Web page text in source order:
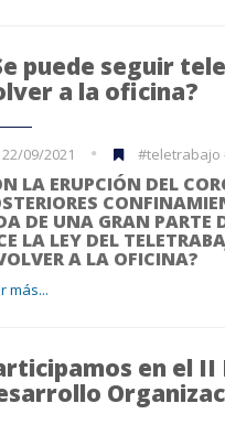
puede seguir
a la oficina?
22/09/2021 #teletrabajo
LA ERUPCIÓN DEL
DE UNA GRAN PARTE
LA LEY DEL
A LA OFICINA?
más...
en el